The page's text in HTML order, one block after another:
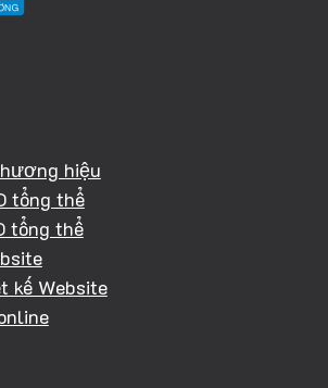
hiệu
tổng thể
tổng thể
kế Website